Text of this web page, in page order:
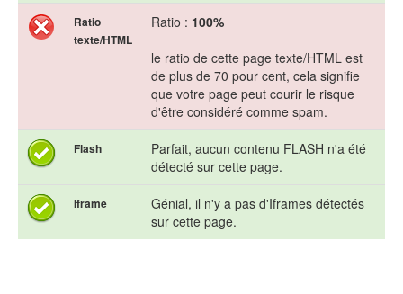
Ratio
texte/HTML
Ratio : 100%
le ratio de cette page texte/HTML est
de plus de 70 pour cent, cela signifie
que votre page peut courir le risque
d'être considéré comme spam.
Flash
Parfait, aucun contenu FLASH n'a été
détecté sur cette page.
Iframe
Génial, il n'y a pas d'Iframes détectés
sur cette page.